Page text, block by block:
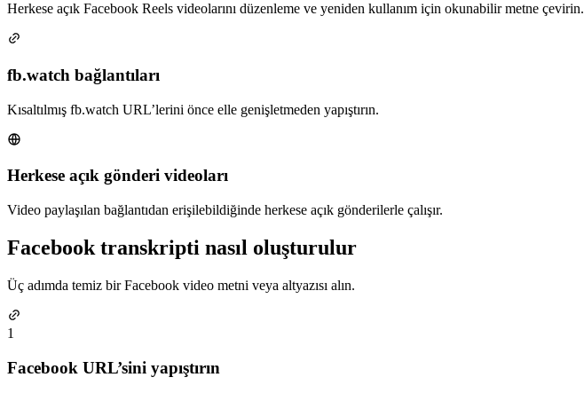
Herkese açık Facebook Reels videolarını düzenleme ve yeniden kullanım için okunabilir metne çevirin.
fb.watch bağlantıları
Kısaltılmış fb.watch URL’lerini önce elle genişletmeden yapıştırın.
Herkese açık gönderi videoları
Video paylaşılan bağlantıdan erişilebildiğinde herkese açık gönderilerle çalışır.
Facebook transkripti nasıl oluşturulur
Üç adımda temiz bir Facebook video metni veya altyazısı alın.
1
Facebook URL’sini yapıştırın